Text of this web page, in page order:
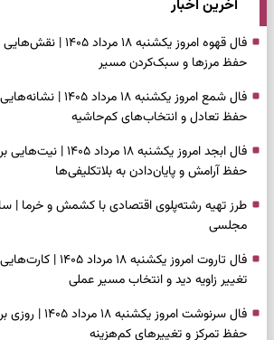
آخرین اخبار
فال قهوه امروز
حفظ مرزها و سبک‌کردن مسیر
فال شمع امروز یکشنبه ۱۸
حفظ تعادل و انتخاب‌های کم‌حاشیه
فال ابجد امروز یکشنبه
حفظ آرامش و پایان‌دادن به بلاتکلیفی‌ها
طرز تهیه رشته‌پلوی اقتصادی با کشمش و خرما |
مجلسی
فال تاروت امروز یکشنبه
تغییر زاویه دید و انتخاب مسیر عملی
فال سرنوشت
حفظ تمرکز و تغییرهای کم‌هزینه